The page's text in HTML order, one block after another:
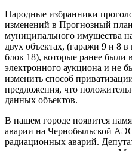
Народные избранники
изменений в Прогнозный
муниципального имущества
двух объектах, (гаражи 9 и 8
блок 18), которые ранее были
электронного аукциона и не
изменить способ
предложения, что
данных объектов.
В нашем городе появится
аварии на Чернобыльской
радиационных аварий.